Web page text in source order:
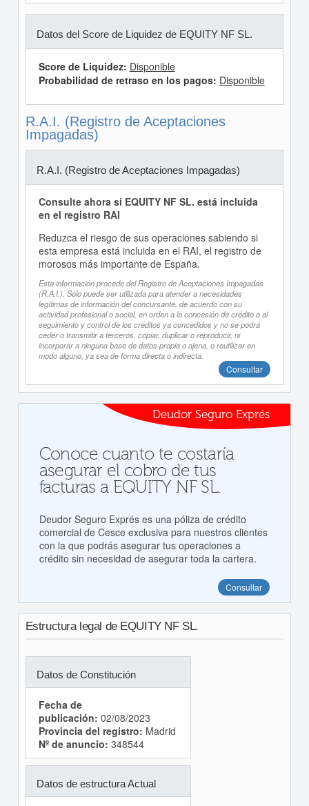
Datos del Score de Liquidez de EQUITY NF SL.
Score de Liquidez: Disponible
Probabilidad de retraso en los pagos: Disponible
R.A.I. (Registro de Aceptaciones
Impagadas)
R.A.I. (Registro de Aceptaciones Impagadas)
Consulte ahora si EQUITY NF SL. está incluida
en el registro RAI
Reduzca el riesgo de sus operaciones sabiendo si
esta empresa está incluida en el RAI, el registro de
morosos más importante de España.
Esta información procede del Registro de Aceptaciones Impagadas
(R.A.I.). Sólo puede ser utilizada para atender a necesidades
legítimas de información del concursante, de acuerdo con su
actividad profesional o social, en orden a la concesión de crédito o al
seguimiento y control de los créditos ya concedidos y no se podrá
ceder o transmitir a terceros, copiar, duplicar o reproducir, ni
incorporar a ninguna base de datos propia o ajena, o reutilizar en
modo alguno, ya sea de forma directa o indirecta.
Consultar
Deudor Seguro Exprés
Conoce cuanto te costaría
asegurar el cobro de tus
facturas a EQUITY NF SL.
Deudor Seguro Exprés es una póliza de crédito
comercial de Cesce exclusiva para nuestros clientes
con la que podrás asegurar tus operaciones a
crédito sin necesidad de asegurar toda la cartera.
Consultar
Estructura legal de EQUITY NF SL.
Datos de Constitución
Fecha de
publicación: 02/08/2023
Provincia del registro: Madrid
Nº de anuncio: 348544
Datos de estructura Actual